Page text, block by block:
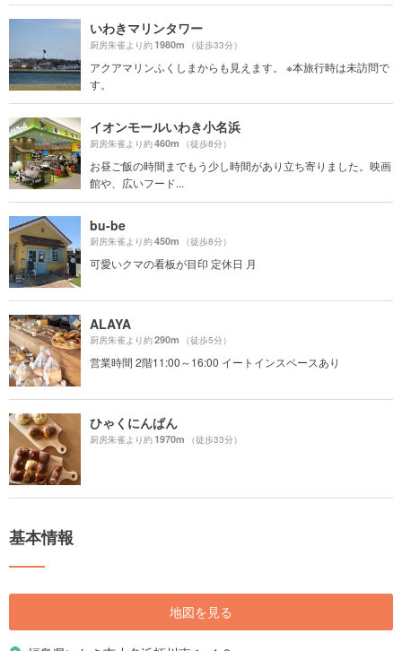
いわきマリンタワー
厨房朱雀より約1980m （徒歩33分）
アクアマリンふくしまからも見えます。 ※本旅行時は未訪問で
す。
イオンモールいわき小名浜
厨房朱雀より約460m （徒歩8分）
お昼ご飯の時間までもう少し時間があり立ち寄りました。映画
館や、広いフード...
bu-be
厨房朱雀より約450m （徒歩8分）
可愛いクマの看板が目印 定休日 月
ALAYA
厨房朱雀より約290m （徒歩5分）
営業時間 2階11:00～16:00 イートインスペースあり
ひゃくにんぱん
厨房朱雀より約1970m （徒歩33分）
基本情報
地図を見る